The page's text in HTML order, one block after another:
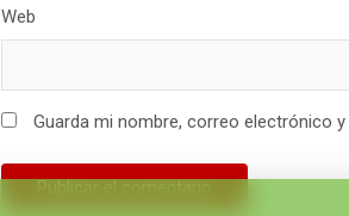
Web
Guarda mi nombre, correo electrónico